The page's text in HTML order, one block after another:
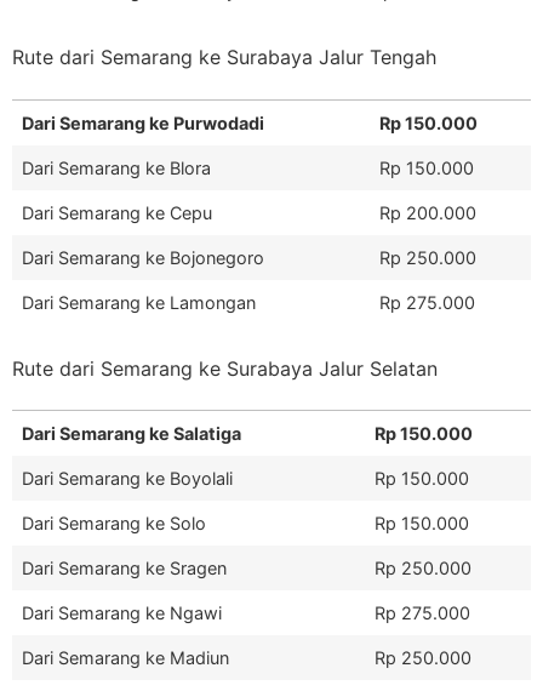
Rute dari Semarang ke Surabaya Jalur Tengah
Dari Semarang ke Purwodadi Rp 150.000
Dari Semarang ke Blora Rp 150.000
Dari Semarang ke Cepu Rp 200.000
Dari Semarang ke Bojonegoro Rp 250.000
Dari Semarang ke Lamongan Rp 275.000
Rute dari Semarang ke Surabaya Jalur Selatan
Dari Semarang ke Salatiga Rp 150.000
Dari Semarang ke Boyolali Rp 150.000
Dari Semarang ke Solo Rp 150.000
Dari Semarang ke Sragen Rp 250.000
Dari Semarang ke Ngawi Rp 275.000
Dari Semarang ke Madiun Rp 250.000